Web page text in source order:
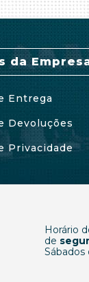
da
Entrega
Devoluções
Privacidade
Horário
de
Sábados